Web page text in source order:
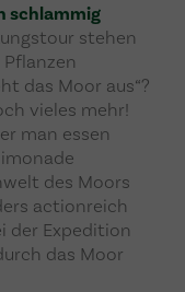
schlammig
stehen
das Moor aus“?
vieles mehr!
man essen
des Moors
actionreich
der Expedition
das Moor